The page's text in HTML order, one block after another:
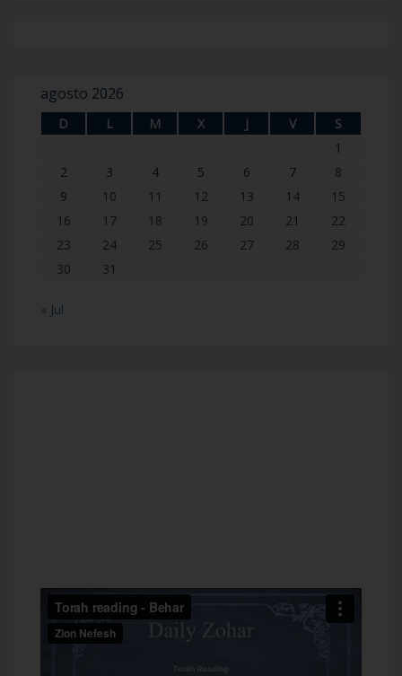
agosto 2026
D L M X J V
S
1
2
3 4 5 6 7
8
9
10 11 12 13 14
15
16
17 18 19 20 21
22
23
24 25 26 27 28
29
30
31
« Jul